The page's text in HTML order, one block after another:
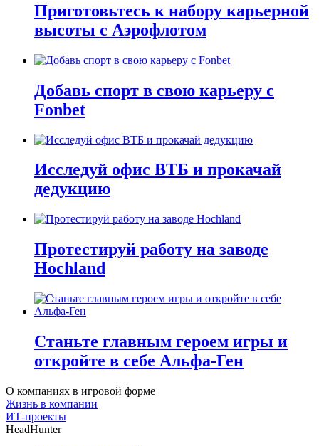
Приготовьтесь к набору карьерной
высоты с Аэрофлотом
Добавь спорт в свою карьеру с
Fonbet
Исследуй офис ВТБ и прокачай
дедукцию
Протестируй работу на заводе
Hochland
Станьте главным героем игры и
откройте в себе Альфа-Ген
О компаниях в игровой форме
Жизнь в компании
ИТ-проекты
HeadHunter